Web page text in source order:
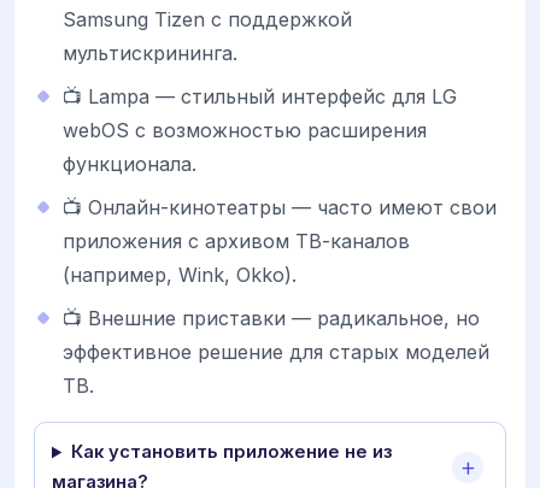
Samsung Tizen с поддержкой
мультискрининга.
📺 Lampa — стильный интерфейс для LG
webOS с возможностью расширения
функционала.
📺 Онлайн-кинотеатры — часто имеют свои
приложения с архивом ТВ-каналов
(например, Wink, Okko).
📺 Внешние приставки — радикальное, но
эффективное решение для старых моделей
ТВ.
Как установить приложение не из
магазина?